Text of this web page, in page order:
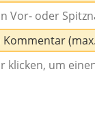
Kommentar